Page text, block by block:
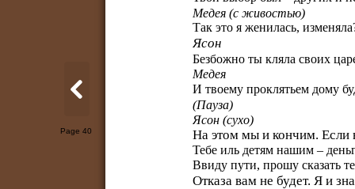
Медея (с живостью)
Так это я женилась,
Ясон
Безбожно ты кляла своих
Медея
И твоему проклятьем дому
(Пауза)
Ясон (сухо)
На этом мы и кончим. Если
Тебе иль детям нашим –
Ввиду пути, прошу сказать
Отказа вам не будет. Я и
Page 40